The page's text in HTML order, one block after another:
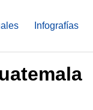
Infografías